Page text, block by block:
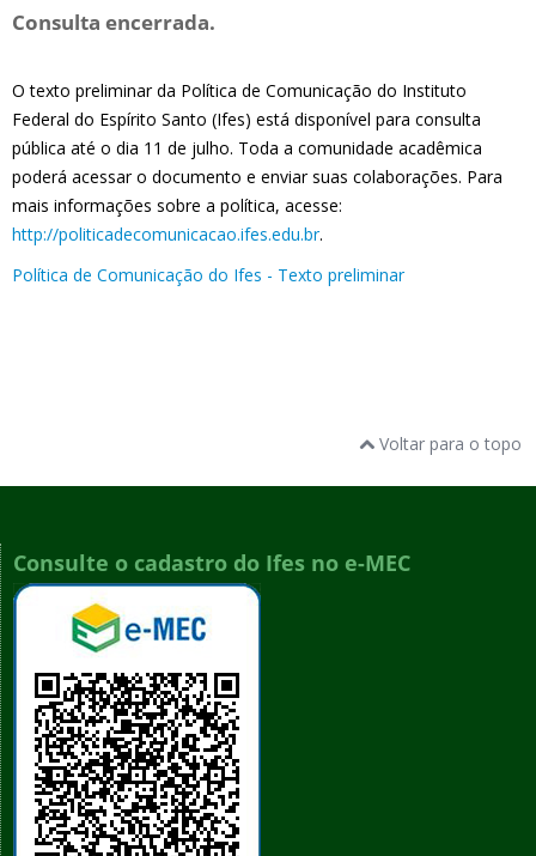
Consulta encerrada.
O texto preliminar da Política de Comunicação do Instituto
Federal do Espírito Santo (Ifes) está disponível para consulta
pública até o dia 11 de julho. Toda a comunidade acadêmica
poderá acessar o documento e enviar suas colaborações. Para
mais informações sobre a política, acesse:
http://politicadecomunicacao.ifes.edu.br.
Política de Comunicação do Ifes - Texto preliminar
Voltar para o topo
Consulte o cadastro do Ifes no e-MEC